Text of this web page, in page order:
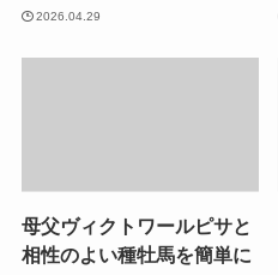
2026.04.29
母父ヴィクトワールピサと
相性のよい種牡馬を簡単に